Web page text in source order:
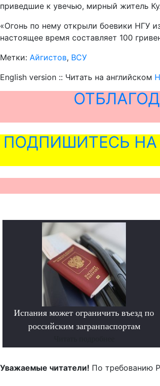
приведшие к увечью, мирный житель
«Огонь по нему открыли боевики НГУ
настоящее время составляет 100
Метки: Айгистов, ВСУ
English version :: Читать на английском
ПОДПИШИТЕСЬ НА
Испания может ограничить въезд по
российским загранпаспортам
Уважаемые читатели! По требованию